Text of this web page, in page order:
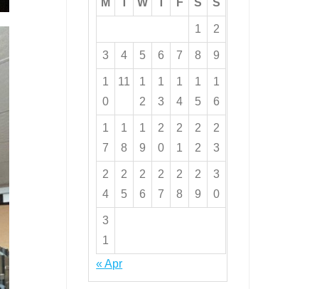
M T W T F S S
1 2
3 4 5 6 7 8 9
1
0
11
1
2
1
3
1
4
1
5
1
6
1
7
1
8
1
9
2
0
2
1
2
2
2
3
2
4
2
5
2
6
2
7
2
8
2
9
3
0
3
1
« Apr